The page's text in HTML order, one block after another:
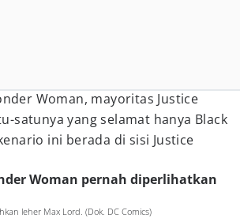
Woman, mayoritas Justice
satunya yang selamat hanya Black
ini berada di sisi Justice
Woman pernah diperlihatkan
leher Max Lord. (Dok. DC Comics)